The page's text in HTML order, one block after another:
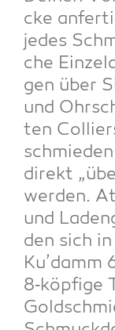
cke
jedes
che
gen über
und
ten
direkt
wer­den.
und
den sich
Ku’damm
8‑köpfige